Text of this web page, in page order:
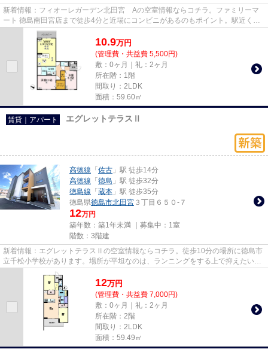
新着情報：フィオーレガーデン北田宮 Aの空室情報ならコチラ。ファミリーマ
ート 徳島南田宮店まで徒歩4分と近場にコンビニがあるのもポイント。駅近くに
立地する物件で、徒歩12分程で...
10.9万円
(管理費・共益費 5,500円)
敷：0ヶ月｜礼：2ヶ月
所在階：1階
間取り：2LDK
面積：59.60㎡
賃貸｜アパート エグレットテラスⅡ
高徳線 「 佐古 」駅 徒歩14分
高徳線 「 徳島 」駅 徒歩32分
徳島線 「 蔵本 」駅 徒歩35分
徳島県徳島市北田宮 ３丁目６５０-７
12万円
築年数：築1年未満 ｜募集中： 1室
階数：3階建
新着情報：エグレットテラスⅡの空室情報ならコチラ。徒歩10分の場所に徳島市
立千松小学校があります。場所が平坦なのは、ランニングをする上で抑えたいポ
イントですね。ビジネスマンに...
12万円
(管理費・共益費 7,000円)
敷：0ヶ月｜礼：2ヶ月
所在階：2階
間取り：2LDK
面積：59.49㎡